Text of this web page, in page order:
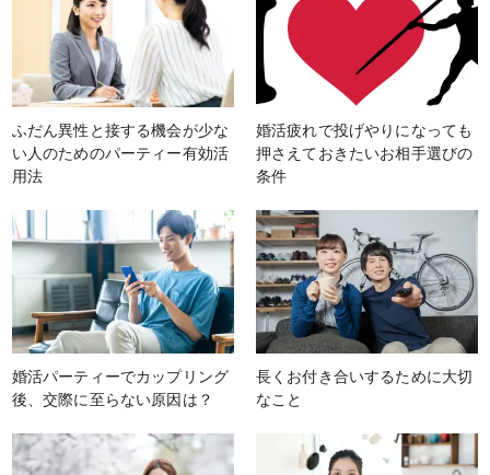
ふだん異性と接する機会が少な
い人のためのパーティー有効活
用法
婚活疲れで投げやりになっても
押さえておきたいお相手選びの
条件
婚活パーティーでカップリング
後、交際に至らない原因は？
長くお付き合いするために大切
なこと